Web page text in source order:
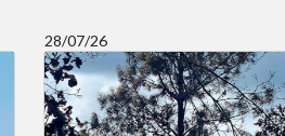
28/07/26